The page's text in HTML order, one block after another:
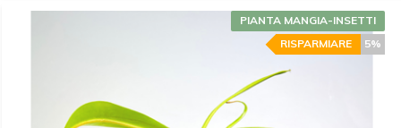
PIANTA MANGIA-INSETTI
5%
RISPARMIARE